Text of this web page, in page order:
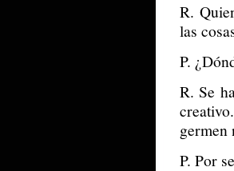
R.
las
P.
R. Se
germen
P. Por